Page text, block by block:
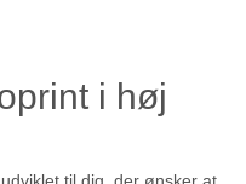
i høj